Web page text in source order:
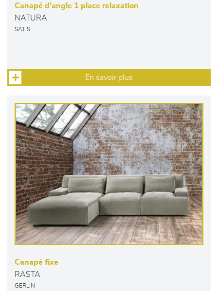
Canapé d'angle 1 place relaxation
NATURA
SATIS
En savoir plus
Canapé fixe
RASTA
GERLIN